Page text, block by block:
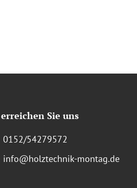
erreichen Sie uns
0152/54279572
info@holztechnik-montag.de